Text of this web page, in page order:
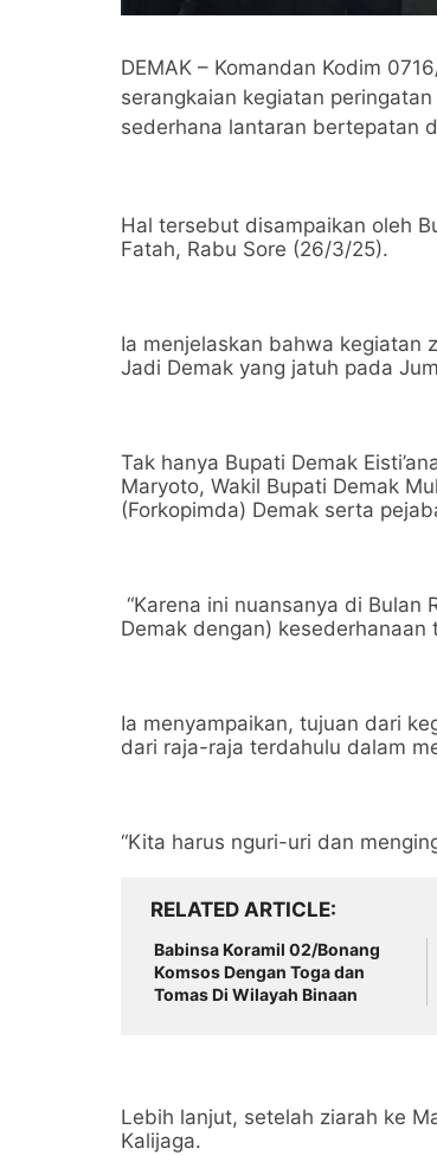
DEMAK – Komandan Kodim
serangkaian kegiatan
sederhana lantaran bertepatan
Hal tersebut disampaikan oleh
Fatah, Rabu Sore (26/3/25).
Ia menjelaskan bahwa kegiatan
Jadi Demak yang jatuh pada
Tak hanya Bupati Demak
Maryoto, Wakil Bupati Demak
(Forkopimda) Demak serta
“Karena ini nuansanya di
Demak dengan) kesederhanaan
Ia menyampaikan, tujuan dari
dari raja-raja terdahulu dalam
“Kita harus nguri-uri dan
RELATED ARTICLE
Babinsa Koramil 02/Bonang
Komsos Dengan Toga dan
Tomas Di Wilayah Binaan
Lebih lanjut, setelah ziarah ke
Kalijaga.